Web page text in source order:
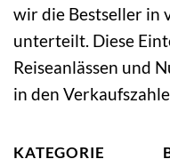
wir die Bestseller in
unterteilt. Diese
Reiseanlässen und
in den
KATEGORIE